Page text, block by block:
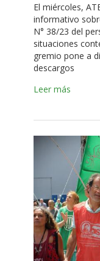
El miércoles,
informativo
N° 38/23 del
situaciones
gremio pone a
descargos
Leer más